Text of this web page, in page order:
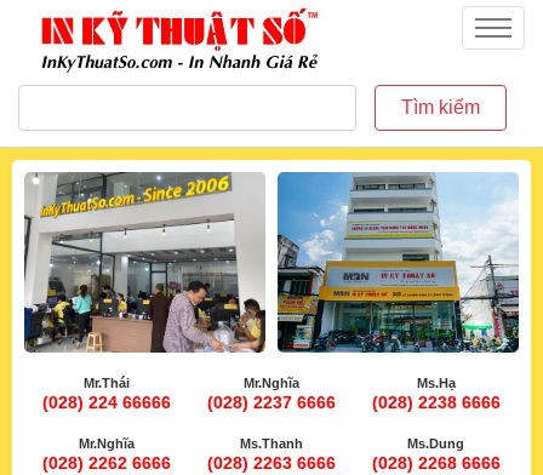
inkythuatso.com
Menu
Tìm kiếm
Mr.Thái
(028) 224 66666
Mr.Nghĩa
(028) 2237 6666
Ms.Hạ
(028) 2238 6666
Mr.Nghĩa
(028) 2262 6666
Ms.Thanh
(028) 2263 6666
Ms.Dung
(028) 2268 6666